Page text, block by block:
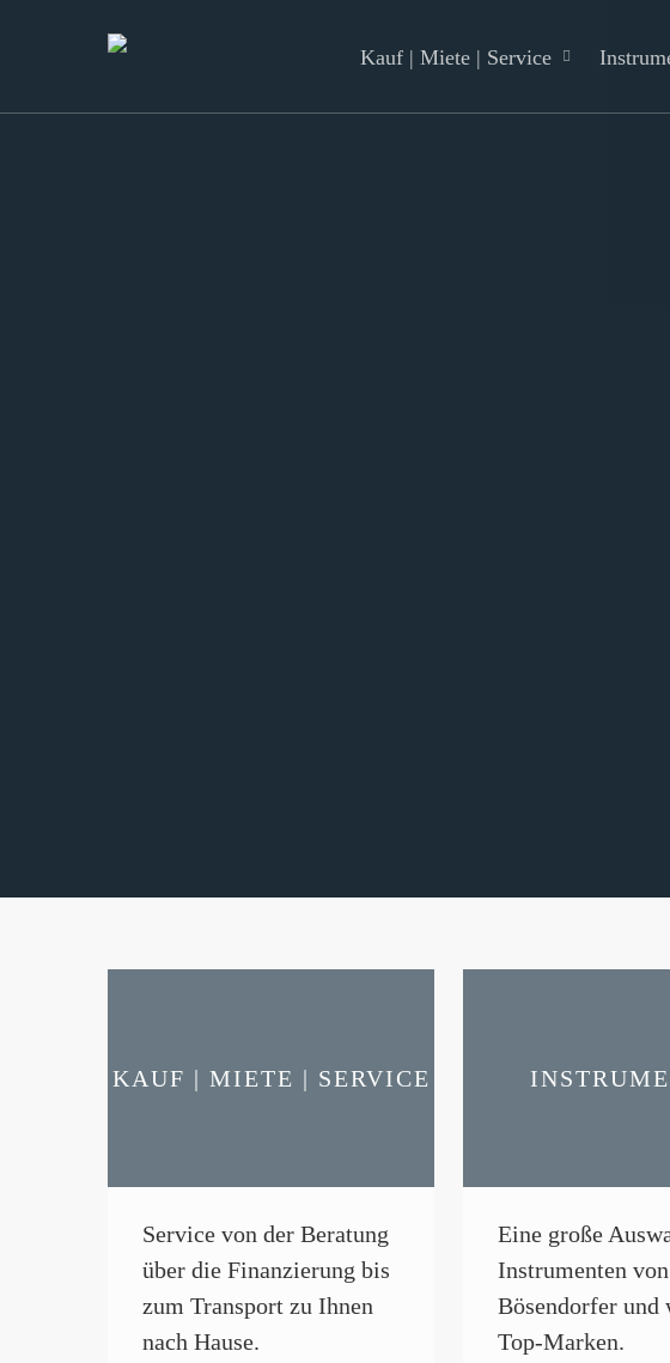
Kauf | Miete | Service
KAUF | MIETE | SERVICE
Service von der Beratung
über die Finanzierung bis
zum Transport zu Ihnen
nach Hause.
Eine große
Instrumenten von
Bösendorfer und
Top-Marken.